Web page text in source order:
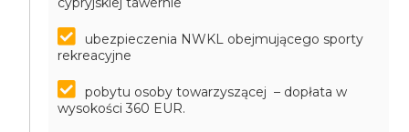
ubezpieczenia NWKL obejmującego sporty
rekreacyjne
pobytu osoby towarzyszącej – dopłata w
wysokości 360 EUR.